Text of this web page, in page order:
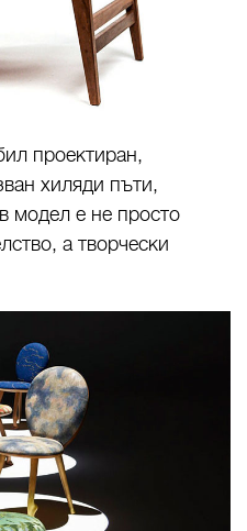
проектиран,
хиляди пъти,
модел е не просто
а творчески